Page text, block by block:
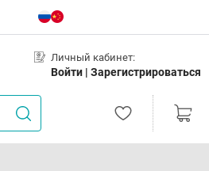
Личный кабинет:
Войти | Зарегистрироваться